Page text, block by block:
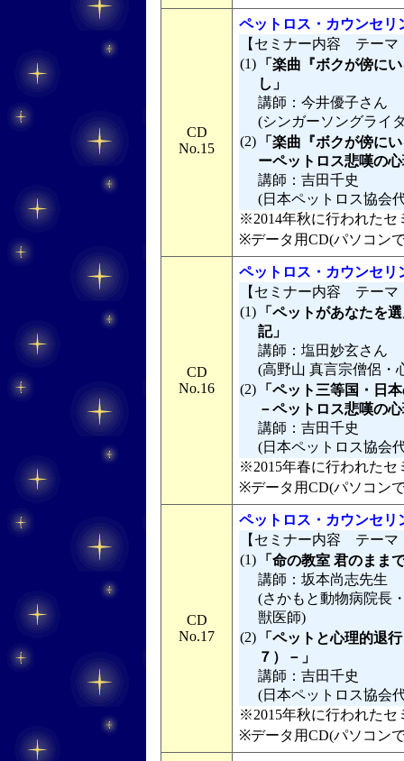
CD
No.15
ペットロス・カウンセ
【セミナー内容 テーマ
(1)
「楽曲『ボクが傍に
し」
講師：今井優子さん
(シンガーソングライ
(2)
「楽曲『ボクが傍に
ーペットロス悲嘆の
講師：吉田千史
(日本ペットロス協会
※2014年秋に行われたセ
※データ用CD(パソコン
CD
No.16
ペットロス・カウンセ
【セミナー内容 テーマ
(1)
「ペットがあなたを
記」
講師：塩田妙玄さん
(高野山 真言宗僧侶・
(2)
「ペット三等国・日
－ペットロス悲嘆の
講師：吉田千史
(日本ペットロス協会
※2015年春に行われたセ
※データ用CD(パソコン
CD
No.17
ペットロス・カウンセ
【セミナー内容 テーマ
(1)
「命の教室 君のまま
講師：坂本尚志先生
(さかもと動物病院長
獣医師)
(2)
「ペットと心理的退
７）－」
講師：吉田千史
(日本ペットロス協会
※2015年秋に行われたセ
※データ用CD(パソコン